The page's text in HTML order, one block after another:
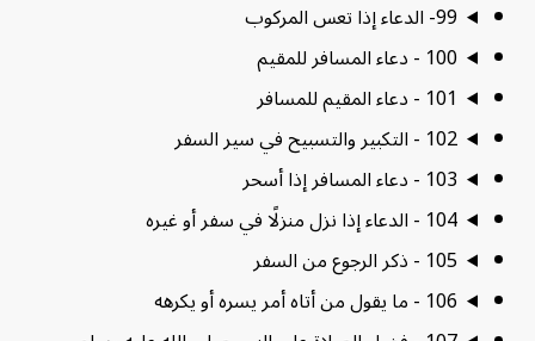
99- الدعاء إذا تعس المركوب
100 - دعاء المسافر للمقيم
101 - دعاء المقيم للمسافر
102 - التكبير والتسبيح في سير السفر
103 - دعاء المسافر إذا أسحر
104 - الدعاء إذا نزل منزلًا في سفر أو غيره
105 - ذكر الرجوع من السفر
106 - ما يقول من أتاه أمر يسره أو يكرهه